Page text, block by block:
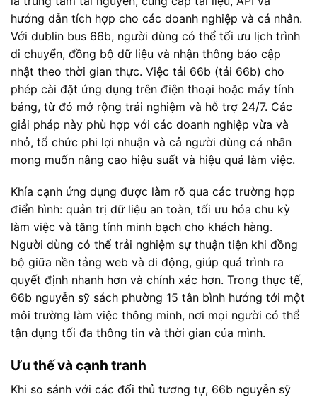
hướng dẫn tích hợp cho các doanh nghiệp và cá nhân.
Với dublin bus 66b, người dùng có thể tối ưu lịch trình
di chuyển, đồng bộ dữ liệu và nhận thông báo cập
nhật theo thời gian thực. Việc tải 66b (tải 66b) cho
phép cài đặt ứng dụng trên điện thoại hoặc máy tính
bảng, từ đó mở rộng trải nghiệm và hỗ trợ 24/7. Các
giải pháp này phù hợp với các doanh nghiệp vừa và
nhỏ, tổ chức phi lợi nhuận và cả người dùng cá nhân
mong muốn nâng cao hiệu suất và hiệu quả làm việc.
Khía cạnh ứng dụng được làm rõ qua các trường hợp
điển hình: quản trị dữ liệu an toàn, tối ưu hóa chu kỳ
làm việc và tăng tính minh bạch cho khách hàng.
Người dùng có thể trải nghiệm sự thuận tiện khi đồng
bộ giữa nền tảng web và di động, giúp quá trình ra
quyết định nhanh hơn và chính xác hơn. Trong thực tế,
66b nguyễn sỹ sách phường 15 tân bình hướng tới một
môi trường làm việc thông minh, nơi mọi người có thể
tận dụng tối đa thông tin và thời gian của mình.
Ưu thế và cạnh tranh
Khi so sánh với các đối thủ tương tự, 66b nguyễn sỹ